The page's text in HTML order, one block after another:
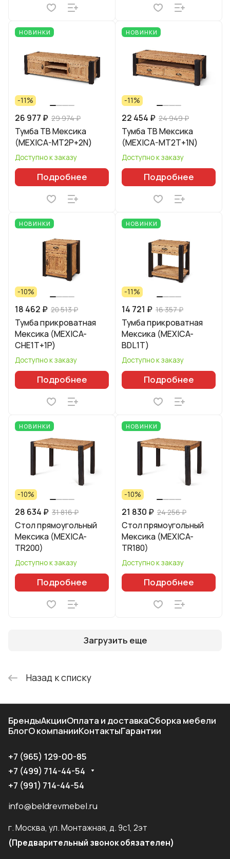
НОВИНКИ
-11%
26 977 ₽ 29 974 ₽
Тумба ТВ Мексика
(MEXICA-MT2P+2N)
Доступно к заказу
Подробнее
НОВИНКИ
-11%
22 454 ₽ 24 949 ₽
Тумба ТВ Мексика
(MEXICA-MT2T+1N)
Доступно к заказу
Подробнее
НОВИНКИ
-10%
18 462 ₽ 20 513 ₽
Тумба прикроватная
Мексика (MEXICA-
CHE1T+1P)
Доступно к заказу
Подробнее
НОВИНКИ
-11%
14 721 ₽ 16 357 ₽
Тумба прикроватная
Мексика (MEXICA-
BDL1T)
Доступно к заказу
Подробнее
НОВИНКИ
-10%
28 634 ₽ 31 816 ₽
Стол прямоугольный
Мексика (MEXICA-
TR200)
Доступно к заказу
Подробнее
НОВИНКИ
-10%
21 830 ₽ 24 256 ₽
Стол прямоугольный
Мексика (MEXICA-
TR180)
Доступно к заказу
Подробнее
Загрузить еще
Назад к списку
БрендыАкцииОплата и доставкаСборка мебели
БлогО компанииКонтактыГарантии
+7 (965) 129-00-85
+7 (499) 714-44-54
+7 (991) 714-44-54
info@beldrevmebel.ru
г. Москва, ул. Монтажная, д. 9с1, 2эт
(Предварительный звонок обязателен)